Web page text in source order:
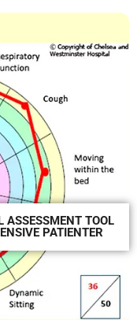
ASSESSMENT TOOL
PATIENTER